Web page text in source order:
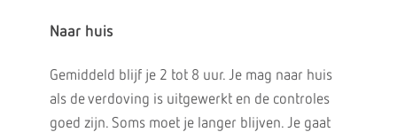
Naar huis
Gemiddeld blijf je 2 tot 8 uur. Je mag naar huis
als de verdoving is uitgewerkt en de controles
goed zijn. Soms moet je langer blijven. Je gaat